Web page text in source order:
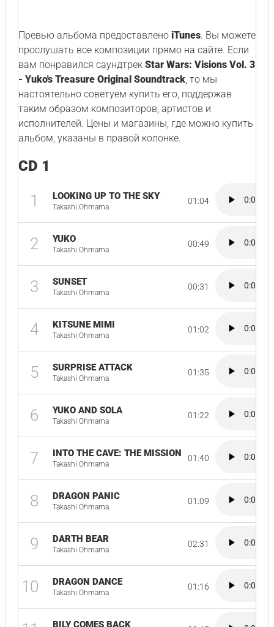
Превью альбома предоставлено iTunes. Вы можете
прослушать все композиции прямо на сайте. Если
вам понравился саундтрек Star Wars: Visions Vol. 3
- Yuko's Treasure Original Soundtrack, то мы
настоятельно советуем купить его, поддержав
таким образом композиторов, артистов и
исполнителей. Цены и магазины, где можно купить
альбом, указаны в правой колонке.
CD 1
1 LOOKING UP TO THE SKY
Takashi Ohmama
01:04
2 YUKO
Takashi Ohmama
00:49
3 SUNSET
Takashi Ohmama
00:31
4 KITSUNE MIMI
Takashi Ohmama
01:02
5 SURPRISE ATTACK
Takashi Ohmama
01:35
6 YUKO AND SOLA
Takashi Ohmama
01:22
7 INTO THE CAVE: THE MISSION
Takashi Ohmama
01:40
8 DRAGON PANIC
Takashi Ohmama
01:09
9 DARTH BEAR
Takashi Ohmama
02:31
10 DRAGON DANCE
Takashi Ohmama
01:16
BILY COMES BACK